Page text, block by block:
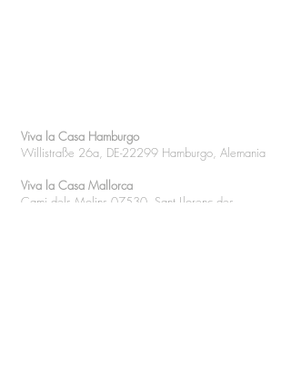
Viva la Casa Hamburgo
Willistraße 26a, DE-22299 Hamburgo, Alemania
Viva la Casa Mallorca
Cami dels Molins 07530, Sant Llorenç des